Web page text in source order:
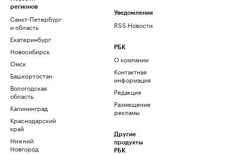
регионов
Санкт-Петербург
и область
Екатеринбург
Новосибирск
Омск
Башкортостан
Вологодская
область
Калининград
Краснодарский
край
Нижний
Новгород
Уведомления
RSS Новости
РБК
О компании
Контактная
информация
Редакция
Размещение
рекламы
Другие
продукты
РБК